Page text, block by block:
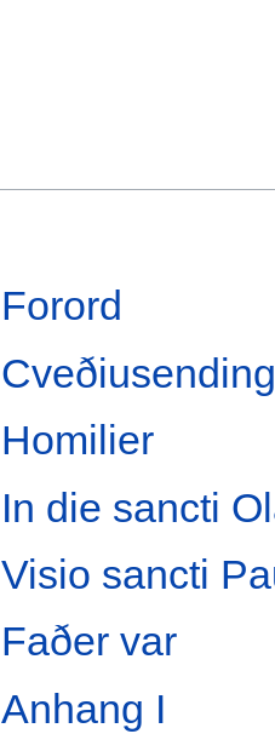
Forord
Homilier
In die sancti
Visio sancti
Faðer var
Anhang I